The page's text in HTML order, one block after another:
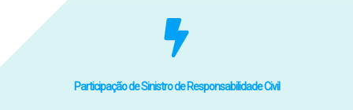
Participação de Sinistro de Responsabilidade Civil